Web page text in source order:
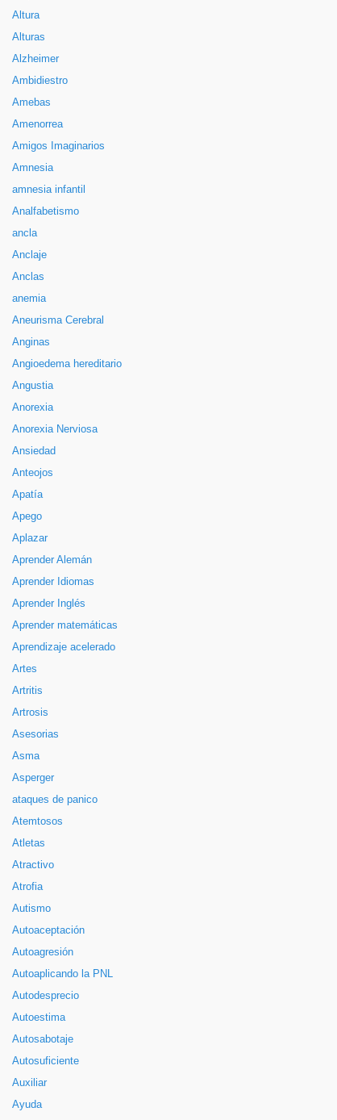
Altura
Alturas
Alzheimer
Ambidiestro
Amebas
Amenorrea
Amigos Imaginarios
Amnesia
amnesia infantil
Analfabetismo
ancla
Anclaje
Anclas
anemia
Aneurisma Cerebral
Anginas
Angioedema hereditario
Angustia
Anorexia
Anorexia Nerviosa
Ansiedad
Anteojos
Apatía
Apego
Aplazar
Aprender Alemán
Aprender Idiomas
Aprender Inglés
Aprender matemáticas
Aprendizaje acelerado
Artes
Artritis
Artrosis
Asesorias
Asma
Asperger
ataques de panico
Atemtosos
Atletas
Atractivo
Atrofia
Autismo
Autoaceptación
Autoagresión
Autoaplicando la PNL
Autodesprecio
Autoestima
Autosabotaje
Autosuficiente
Auxiliar
Ayuda